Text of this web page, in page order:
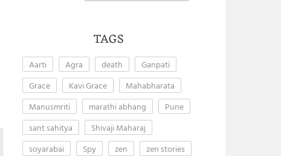
TAGS
Aarti Agra death
Ganpati
Grace
Kavi Grace
Mahabharata
Manusmriti
marathi abhang
Pune
sant sahitya
Shivaji Maharaj
soyarabai
Spy zen
zen stories